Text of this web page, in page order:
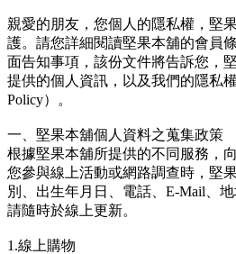
親愛的朋友，您個人的隱私權，堅
護。請您詳細閱讀堅果本舖的會員
面告知事項，該份文件將告訴您，
提供的個人資訊，以及我們的隱私
Policy）。
一、堅果本舖個人資料之蒐集政策
根據堅果本舖所提供的不同服務，
您參與線上活動或網路調查時，堅
別、出生年月日、電話、E-Mail、
請隨時於線上更新。
1.線上購物